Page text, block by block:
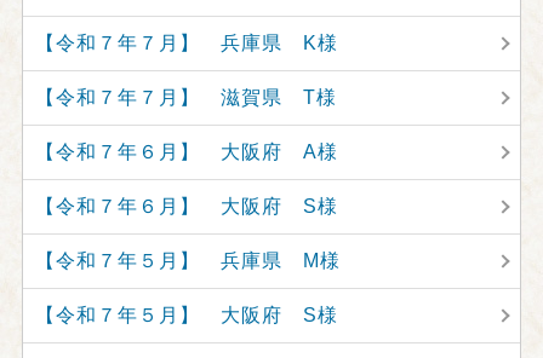
【令和７年７月】 兵庫県 K様
【令和７年７月】 滋賀県 T様
【令和７年６月】 大阪府 A様
【令和７年６月】 大阪府 S様
【令和７年５月】 兵庫県 M様
【令和７年５月】 大阪府 S様